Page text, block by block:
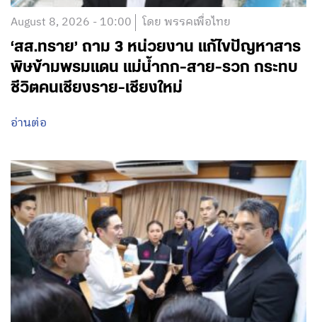
August 8, 2026 - 10:00 โดย พรรคเพื่อไทย
‘สส.ทราย’ ถาม 3 หน่วยงาน แก้ไขปัญหาสาร
พิษข้ามพรมแดน แม่น้ำกก-สาย-รวก กระทบ
ชีวิตคนเชียงราย-เชียงใหม่
อ่านต่อ